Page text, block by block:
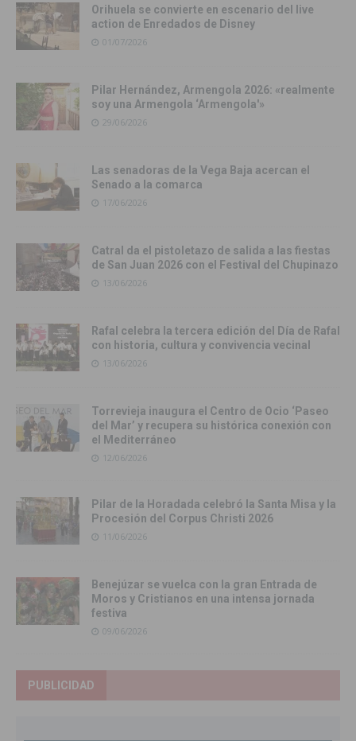
Orihuela se convierte en escenario del live
action de Enredados de Disney
01/07/2026
Pilar Hernández, Armengola 2026: «realmente
soy una Armengola ‘Armengola'»
29/06/2026
Las senadoras de la Vega Baja acercan el
Senado a la comarca
17/06/2026
Catral da el pistoletazo de salida a las fiestas
de San Juan 2026 con el Festival del Chupinazo
13/06/2026
Rafal celebra la tercera edición del Día de Rafal
con historia, cultura y convivencia vecinal
13/06/2026
Torrevieja inaugura el Centro de Ocio ‘Paseo
del Mar’ y recupera su histórica conexión con
el Mediterráneo
12/06/2026
Pilar de la Horadada celebró la Santa Misa y la
Procesión del Corpus Christi 2026
11/06/2026
Benejúzar se vuelca con la gran Entrada de
Moros y Cristianos en una intensa jornada
festiva
09/06/2026
PUBLICIDAD